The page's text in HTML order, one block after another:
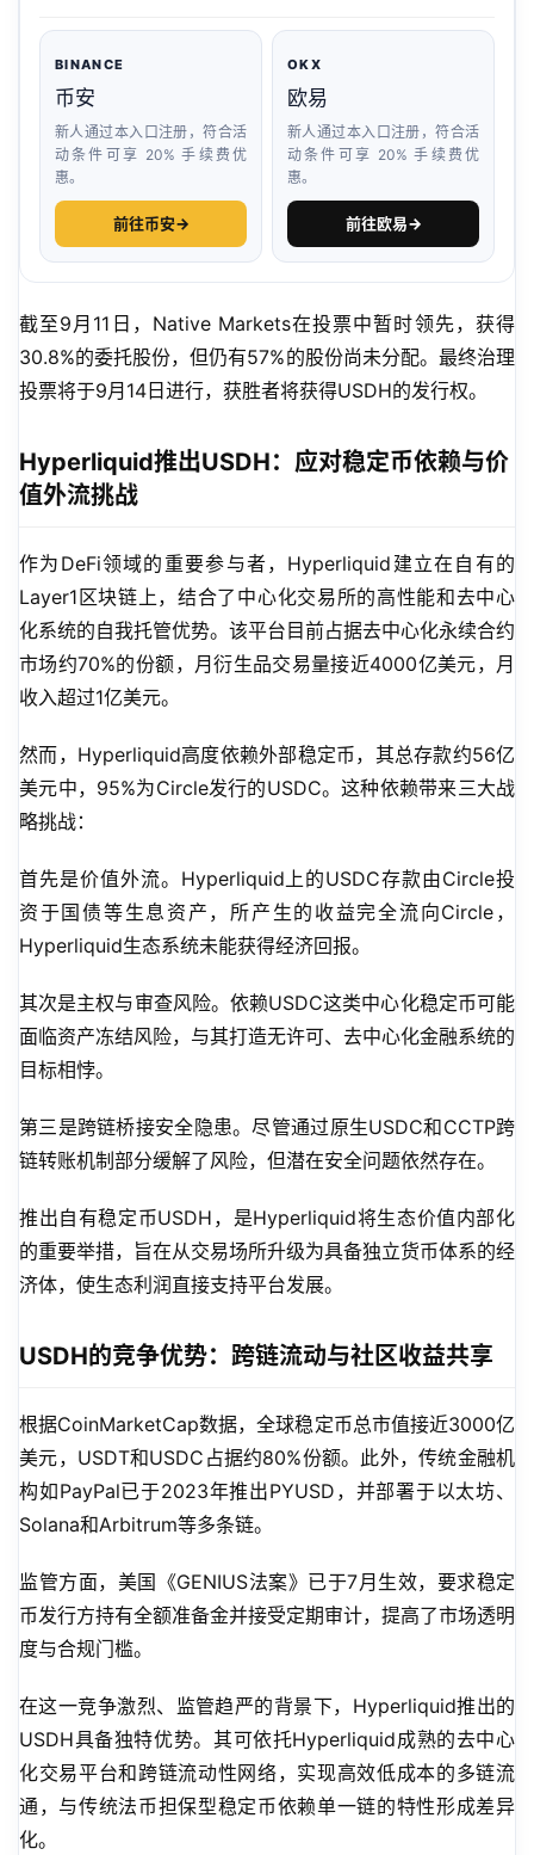
BINANCE
币安
新人通过本入口注册，符合活
动条件可享 20% 手续费优
惠。
前往币安→
OKX
欧易
新人通过本入口注册，符合活
动条件可享 20% 手续费优
惠。
前往欧易→
截至9月11日，Native Markets在投票中暂时领先，获得
30.8%的委托股份，但仍有57%的股份尚未分配。最终治理
投票将于9月14日进行，获胜者将获得USDH的发行权。
Hyperliquid推出USDH：应对稳定币依赖与价
值外流挑战
作为DeFi领域的重要参与者，Hyperliquid建立在自有的
Layer1区块链上，结合了中心化交易所的高性能和去中心
化系统的自我托管优势。该平台目前占据去中心化永续合约
市场约70%的份额，月衍生品交易量接近4000亿美元，月
收入超过1亿美元。
然而，Hyperliquid高度依赖外部稳定币，其总存款约56亿
美元中，95%为Circle发行的USDC。这种依赖带来三大战
略挑战：
首先是价值外流。Hyperliquid上的USDC存款由Circle投
资于国债等生息资产，所产生的收益完全流向Circle，
Hyperliquid生态系统未能获得经济回报。
其次是主权与审查风险。依赖USDC这类中心化稳定币可能
面临资产冻结风险，与其打造无许可、去中心化金融系统的
目标相悖。
第三是跨链桥接安全隐患。尽管通过原生USDC和CCTP跨
链转账机制部分缓解了风险，但潜在安全问题依然存在。
推出自有稳定币USDH，是Hyperliquid将生态价值内部化
的重要举措，旨在从交易场所升级为具备独立货币体系的经
济体，使生态利润直接支持平台发展。
USDH的竞争优势：跨链流动与社区收益共享
根据CoinMarketCap数据，全球稳定币总市值接近3000亿
美元，USDT和USDC占据约80%份额。此外，传统金融机
构如PayPal已于2023年推出PYUSD，并部署于以太坊、
Solana和Arbitrum等多条链。
监管方面，美国《GENIUS法案》已于7月生效，要求稳定
币发行方持有全额准备金并接受定期审计，提高了市场透明
度与合规门槛。
在这一竞争激烈、监管趋严的背景下，Hyperliquid推出的
USDH具备独特优势。其可依托Hyperliquid成熟的去中心
化交易平台和跨链流动性网络，实现高效低成本的多链流
通，与传统法币担保型稳定币依赖单一链的特性形成差异
化。